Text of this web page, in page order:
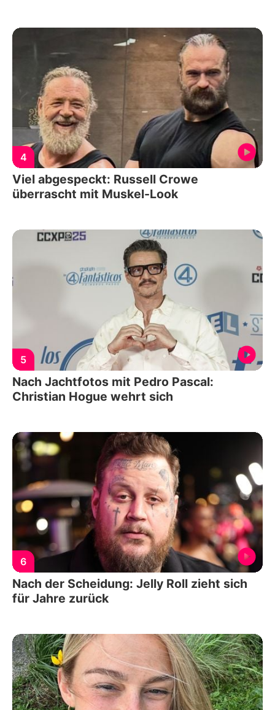
4
Viel abgespeckt: Russell Crowe
überrascht mit Muskel-Look
5
Nach Jachtfotos mit Pedro Pascal:
Christian Hogue wehrt sich
6
Nach der Scheidung: Jelly Roll zieht sich
für Jahre zurück